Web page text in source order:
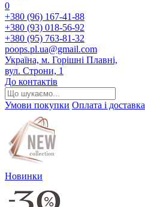
0
+380 (96) 167-41-88
+380 (93) 018-56-92
+380 (95) 763-81-32
poops.pl.ua@gmail.com
Україна, м. Горішні Плавні,
вул. Строни, 1
До контактів
Умови покупки Оплата і доставка
Новинки